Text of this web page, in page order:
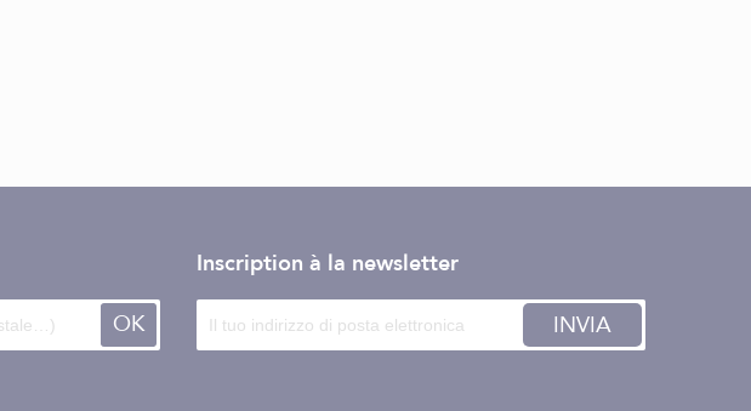
OK
Inscription à la newsletter
INVIA